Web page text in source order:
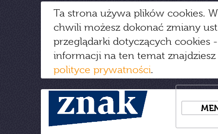
Ta strona używa plików cookies.
chwili możesz dokonać zmiany
przeglądarki dotyczących cookies
informacji na ten temat
polityce prywatności.